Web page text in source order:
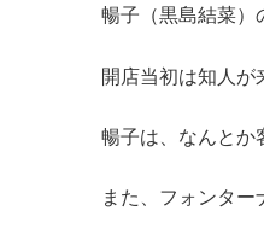
暢子（黒島結菜）
開店当初は知人が
暢子は、なんとか
また、フォンタ